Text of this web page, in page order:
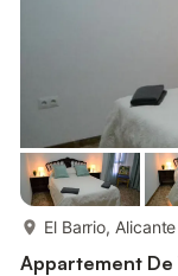
El Barrio, Alicante
Appartement De